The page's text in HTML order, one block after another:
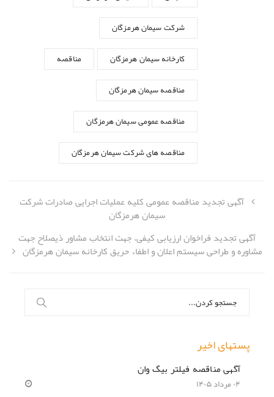
شرکت سیمان هرمزگان
کارخانه سیمان هرمزگان مناقصه
مناقصه سیمان هرمزگان
مناقصه عمومی سیمان هرمزگان
مناقصه های شرکت سیمان هرمزگان
آگهی تجدید مناقصه عمومی کلیه عملیات اجرایی صادرات شرکت
سیمان هرمزگان
آگهی تجدید فراخوان ارزیابی کیفی، جهت انتخاب مشاور ذیصلاح جهت
مشاوره و طراحی سیستم اعلان و اطفاء حریق کارخانه سیمان هرمزگان
برای:
پستهای اخیر
آگهی مناقصه فیلتر بیگ وان
۰۴ مرداد ۱۴۰۵